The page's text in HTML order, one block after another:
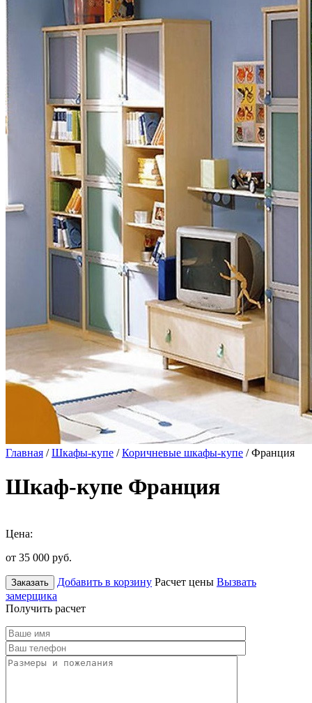
Главная /Шкафы-купе /Коричневые шкафы-купе / Франция
Шкаф-купе Франция
Цена:
от 35 000 руб.
Заказать Добавить в корзину Расчет цены Вызвать
замерщика
Получить расчет